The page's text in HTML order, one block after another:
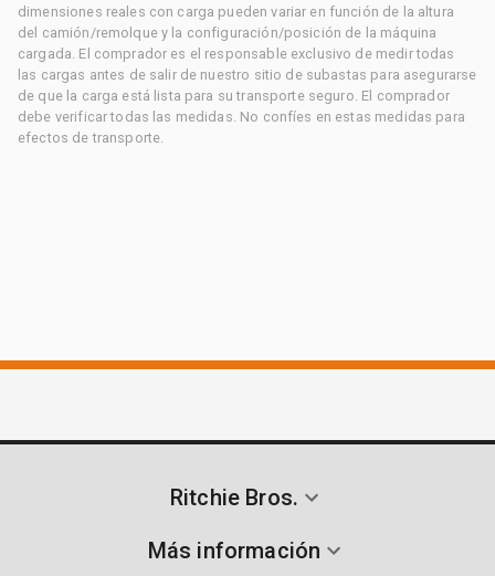
dimensiones reales con carga pueden variar en función de la altura
del camión/remolque y la configuración/posición de la máquina
cargada. El comprador es el responsable exclusivo de medir todas
las cargas antes de salir de nuestro sitio de subastas para asegurarse
de que la carga está lista para su transporte seguro. El comprador
debe verificar todas las medidas. No confíes en estas medidas para
efectos de transporte.
Ritchie Bros.
Más información